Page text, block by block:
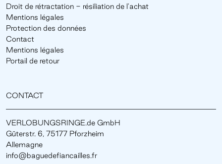
Droit de rétractation - résiliation de l'achat
Mentions légales
Protection des données
Contact
Mentions légales
Portail de retour
CONTACT
VERLOBUNGSRINGE.de GmbH
Güterstr. 6, 75177 Pforzheim
Allemagne
info@baguedefiancailles.fr